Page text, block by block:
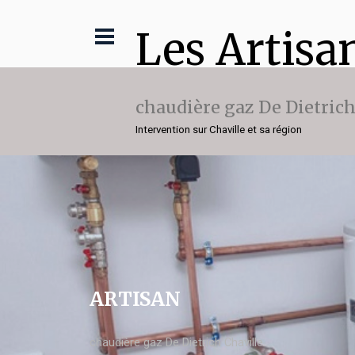
Les
chaudière gaz De Dietrich
Intervention sur Chaville et sa région
ARTISAN
chaudière gaz De Dietrich Chaville